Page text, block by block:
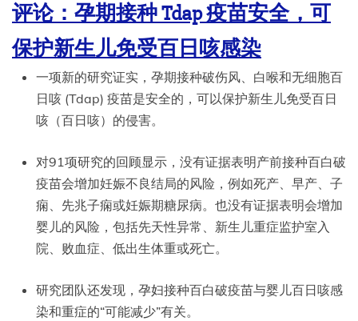
评论：孕期接种 Tdap 疫苗安全，可
保护新生儿免受百日咳感染
一项新的研究证实，孕期接种破伤风、白喉和无细胞百
日咳 (Tdap) 疫苗是安全的，可以保护新生儿免受百日
咳（百日咳）的侵害。
对91项研究的回顾显示，没有证据表明产前接种百白破
疫苗会增加妊娠不良结局的风险，例如死产、早产、子
痫、先兆子痫或妊娠期糖尿病。也没有证据表明会增加
婴儿的风险，包括先天性异常、新生儿重症监护室入
院、败血症、低出生体重或死亡。
研究团队还发现，孕妇接种百白破疫苗与婴儿百日咳感
染和重症的“可能减少”有关。